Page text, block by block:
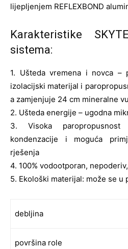
lijepljenjem REFLEXBOND
Karakteristike
sistema:
1. Ušteda vremena i novca –
izolacijski materijal i
a zamjenjuje 24 cm mineralne
2. Ušteda energije – ugodna
3. Visoka
kondenzacije i moguća
rješenja
4. 100% vodootporan,
5. Ekološki materijal: može se
debljina
površina role